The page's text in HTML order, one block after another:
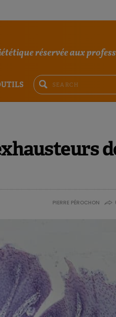
réservée aux
PIERRE PÉROCHON